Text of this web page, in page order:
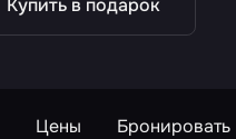
Цены Бронировать